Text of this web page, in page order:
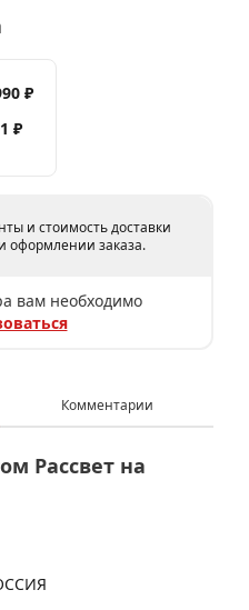
₽
₽
и стоимость доставки
оформлении заказа.
вам необходимо
Комментарии
Рассвет на